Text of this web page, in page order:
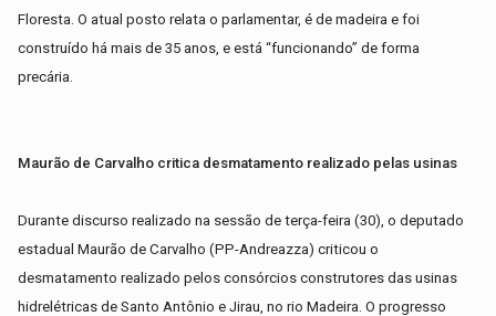
Floresta. O atual posto relata o parlamentar, é de madeira e foi
construído há mais de 35 anos, e está “funcionando” de forma
precária.
Maurão de Carvalho critica desmatamento realizado pelas usinas
Durante discurso realizado na sessão de terça-feira (30), o deputado
estadual Maurão de Carvalho (PP-Andreazza) criticou o
desmatamento realizado pelos consórcios construtores das usinas
hidrelétricas de Santo Antônio e Jirau, no rio Madeira. O progresso